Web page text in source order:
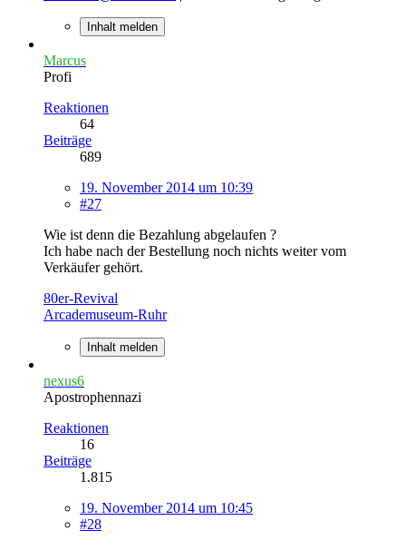
Inhalt melden
Marcus
Profi
Reaktionen
64
Beiträge
689
19. November 2014 um 10:39
#27
Wie ist denn die Bezahlung abgelaufen ?
Ich habe nach der Bestellung noch nichts weiter vom
Verkäufer gehört.
80er-Revival
Arcademuseum-Ruhr
Inhalt melden
nexus6
Apostrophennazi
Reaktionen
16
Beiträge
1.815
19. November 2014 um 10:45
#28